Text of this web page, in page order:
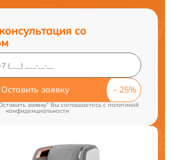
со
Оставить заявку
заявку" Вы соглашаетесь cполитикой
конфиденциальности